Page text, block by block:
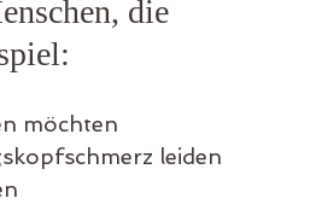
die
möchten
leiden